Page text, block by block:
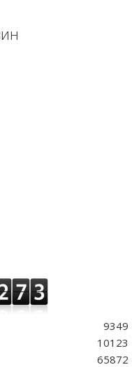
9349
10123
65872